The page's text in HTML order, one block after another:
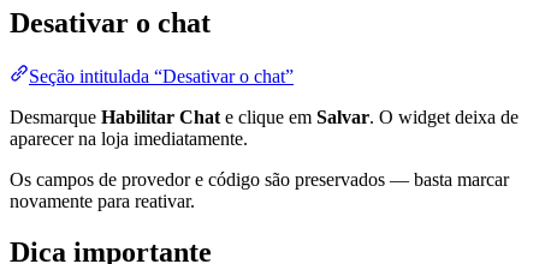
Desativar o chat
Seção intitulada “Desativar o chat”
Desmarque Habilitar Chat e clique em Salvar. O widget deixa de
aparecer na loja imediatamente.
Os campos de provedor e código são preservados — basta marcar
novamente para reativar.
Dica importante